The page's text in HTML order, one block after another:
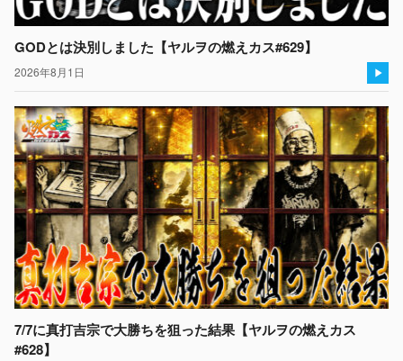
GODとは決別しました【ヤルヲの燃えカス#629】
2026年8月1日
7/7に真打吉宗で大勝ちを狙った結果【ヤルヲの燃えカス
#628】